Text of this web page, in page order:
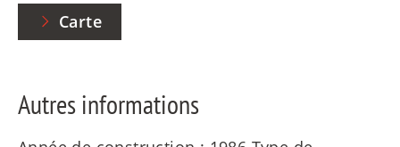
Carte
Autres informations